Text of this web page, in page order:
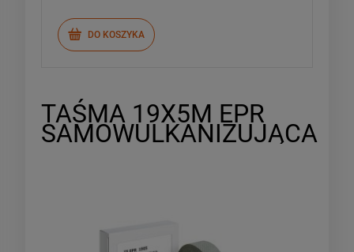
DO KOSZYKA
TAŚMA 19X5M EPR
SAMOWULKANIZUJĄCA